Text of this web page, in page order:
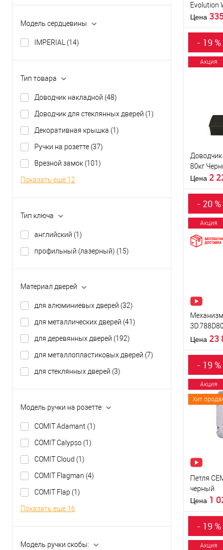
Модель сердцевины
IMPERIAL (14)
Тип товара
Доводчик накладной (48)
Доводчик для стеклянных дверей (1)
Декоративная крышка (1)
Ручки на розетте (37)
Врезной замок (101)
Показать ещё 12
Тип ключа
английский (1)
профильный (лазерный) (15)
Материал дверей
для алюминиевых дверей (32)
для металлических дверей (41)
для деревянных дверей (192)
для металлопластиковых дверей (7)
для стеклянных дверей (3)
Модель ручки на розетте
COMIT Adamant (1)
COMIT Calypso (1)
COMIT Cloud (1)
COMIT Flagman (4)
COMIT Flap (1)
Показать ещё 16
Модель ручки скобы:
Материал
Страна
оттенок
Evolution
Цена
Материал
Страна
расстояние
- 19 %
Акция
Доводчик
80кг
Цена 2
В
Тип товара
Страна
Модель
Цвет
- 20 %
Акция
правый
Цена 23
В
Тип товара
Материал
Страна
Межосевое
расстояние
- 19 %
Акция
Хит
Петля
черный
Цена 1
- 19 %
Акция